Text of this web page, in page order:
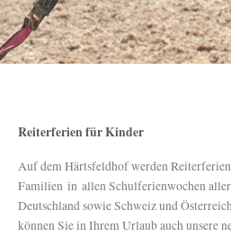
Reiterferien für Kinder
Auf dem Härtsfeldhof werden
Familien in allen Schulferienwochen
Deutschland sowie Schweiz und
können Sie in Ihrem Urlaub auch unsere